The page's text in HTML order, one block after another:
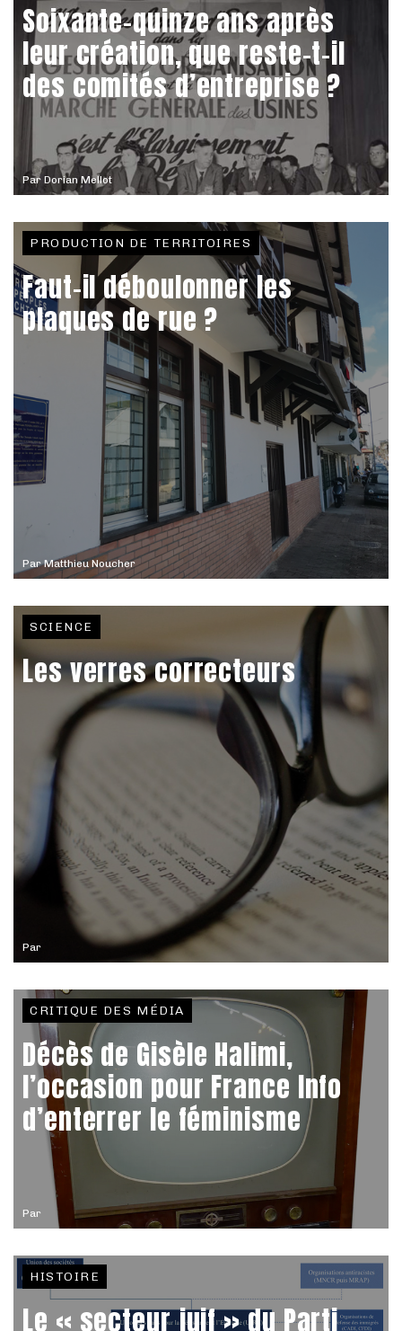
Par Dorian Mellot
Soixante-quinze ans après
leur création, que reste-t-il
des comités d’entreprise ?
ParMatthieu Noucher
PRODUCTION DE TERRITOIRES
Faut-il déboulonner les
plaques de rue ?
Par
SCIENCE
Les verres correcteurs
Par
CRITIQUE DES MÉDIA
Décès de Gisèle Halimi,
l’occasion pour France Info
d’enterrer le féminisme
HISTOIRE
Le « secteur juif » du Parti